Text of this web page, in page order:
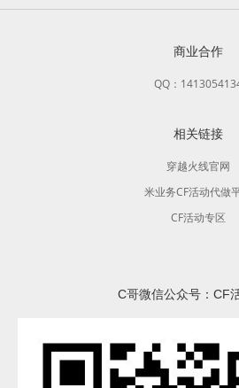
商业合作
QQ：
相关链接
穿越火线官网
米业务CF活动代做
CF活动专区
C哥微信公众号：CF